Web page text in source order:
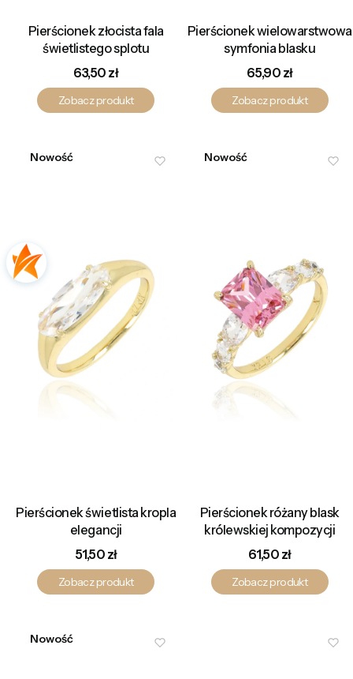
Pierścionek złocista fala
świetlistego splotu
Cena
63,50 zł
Zobacz produkt
Pierścionek wielowarstwowa
symfonia blasku
Cena
65,90 zł
Zobacz produkt
Nowość
Pierścionek świetlista kropla
elegancji
Cena
51,50 zł
Zobacz produkt
Nowość
Pierścionek różany blask
królewskiej kompozycji
Cena
61,50 zł
Zobacz produkt
Nowość